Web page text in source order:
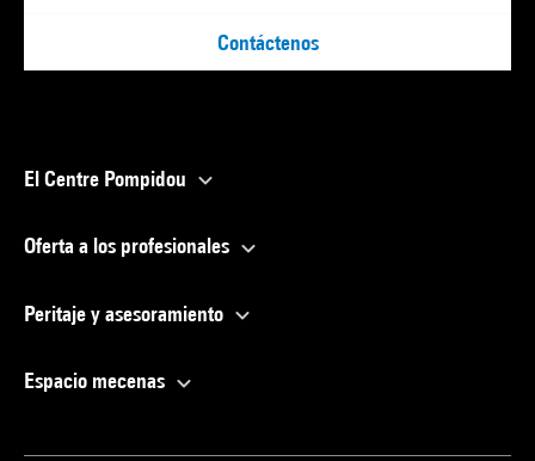
Contáctenos
El Centre Pompidou
Oferta a los profesionales
Peritaje y asesoramiento
Espacio mecenas